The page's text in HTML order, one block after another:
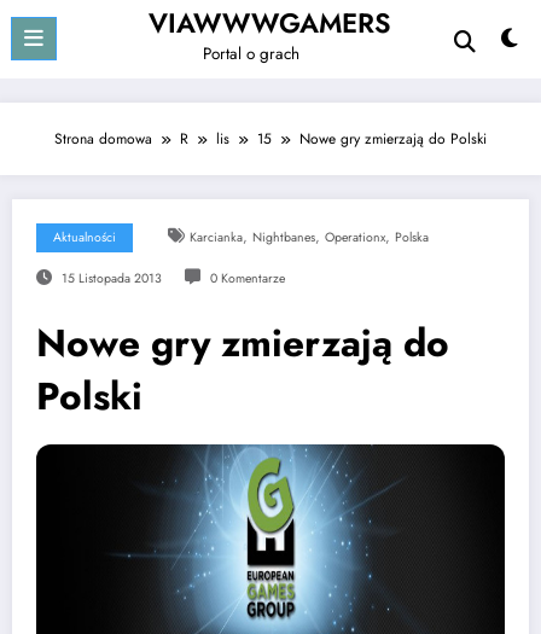
treści
VIAWWWGAMERS
Portal o grach
Strona domowa R lis 15 Nowe gry zmierzają do Polski
Aktualności Karcianka, Nightbanes, Operationx, Polska
15 Listopada 2013 0 Komentarze
Nowe gry zmierzają do
Polski